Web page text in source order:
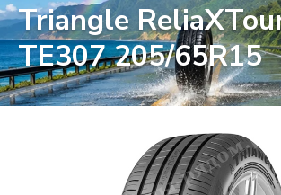
Triangle
TE307 205/65R15